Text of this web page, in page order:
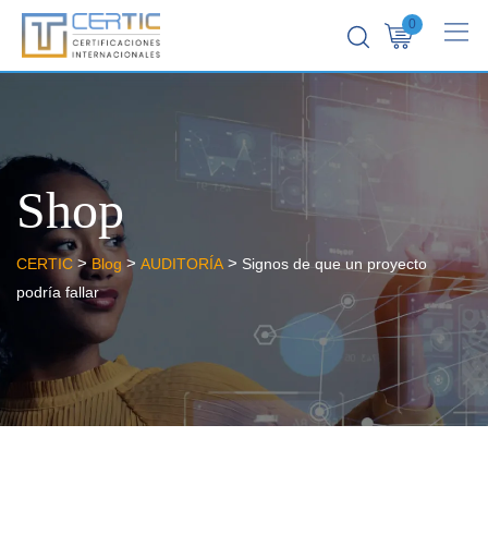
0
Shop
CERTIC >Blog > AUDITORÍA > Signos de que un proyecto
podría fallar